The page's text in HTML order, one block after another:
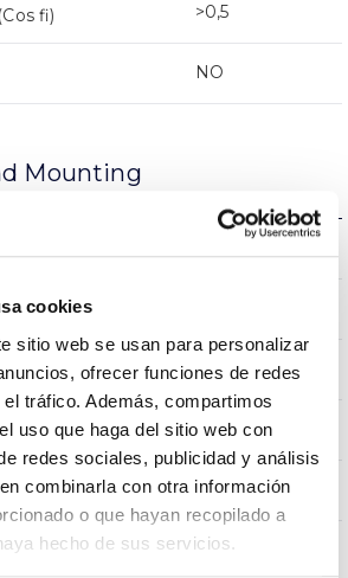
cookies
sitio web se usan para personalizar
ofrecer funciones de redes
tráfico. Además, compartimos
uso que haga del sitio web con
redes sociales, publicidad y análisis
combinarla con otra información
o que hayan recopilado a
hecho de sus servicios.
fi) >0,5
NO
Mounting
Surface
NO
Directa